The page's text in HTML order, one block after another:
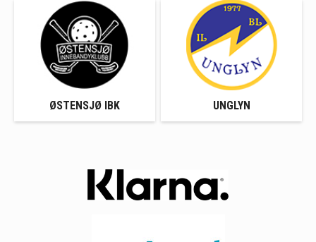
ØSTENSJØ IBK UNGLYN